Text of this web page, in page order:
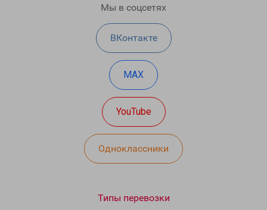
Мы в соцсетях
ВКонтакте
MAX
YouTube
Одноклассники
Типы перевозки